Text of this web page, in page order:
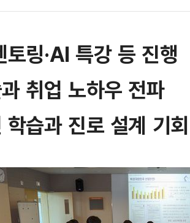
토링·AI 특강 등 진행
취업 노하우 전파
학습과 진로 설계 기